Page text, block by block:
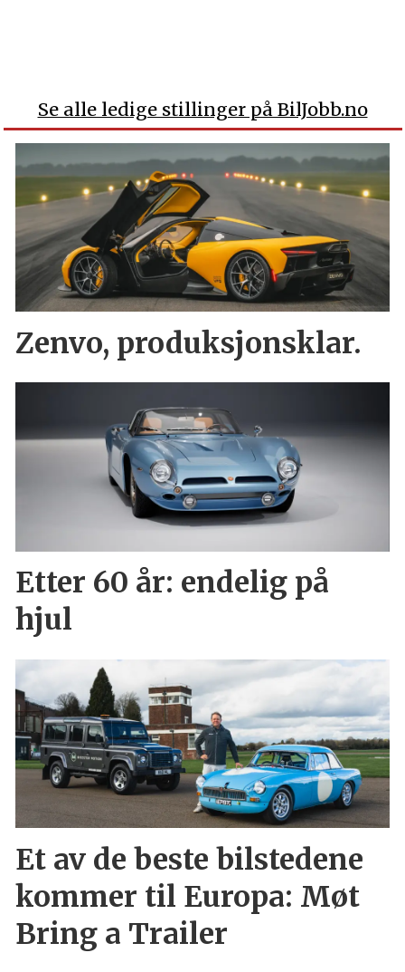
Se alle ledige stillinger på BilJobb.no
Zenvo, produksjonsklar.
Etter 60 år: endelig på
hjul
Et av de beste bilstedene
kommer til Europa: Møt
Bring a Trailer